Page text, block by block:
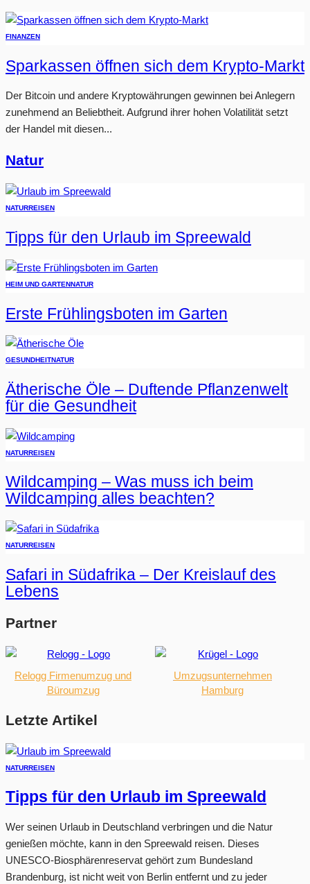
FINANZEN
Sparkassen öffnen sich dem Krypto-Markt
Der Bitcoin und andere Kryptowährungen gewinnen bei Anlegern
zunehmend an Beliebtheit. Aufgrund ihrer hohen Volatilität setzt
der Handel mit diesen...
Natur
NATURREISEN
Tipps für den Urlaub im Spreewald
HEIM UND GARTENNATUR
Erste Frühlingsboten im Garten
GESUNDHEITNATUR
Ätherische Öle – Duftende Pflanzenwelt
für die Gesundheit
NATURREISEN
Wildcamping – Was muss ich beim
Wildcamping alles beachten?
NATURREISEN
Safari in Südafrika – Der Kreislauf des
Lebens
Partner
Relogg Firmenumzug und
Büroumzug
Umzugsunternehmen
Hamburg
Letzte Artikel
NATURREISEN
Tipps für den Urlaub im Spreewald
Wer seinen Urlaub in Deutschland verbringen und die Natur
genießen möchte, kann in den Spreewald reisen. Dieses
UNESCO-Biosphärenreservat gehört zum Bundesland
Brandenburg, ist nicht weit von Berlin entfernt und zu jeder